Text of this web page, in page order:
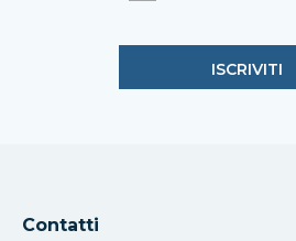
Contatti